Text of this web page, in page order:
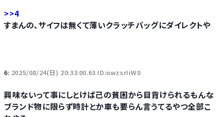
>>4
すまんの、サイフは無くて薄いクラッチバッグにダイレクトや
6: 2025/08/24(日) 20:33:00.63 ID:owzsrIiW0
興味ないって事にしとけば己の貧困から目背けられるもんな
ブランド物に限らず時計とか車も要らん言うてるやつ全部こ